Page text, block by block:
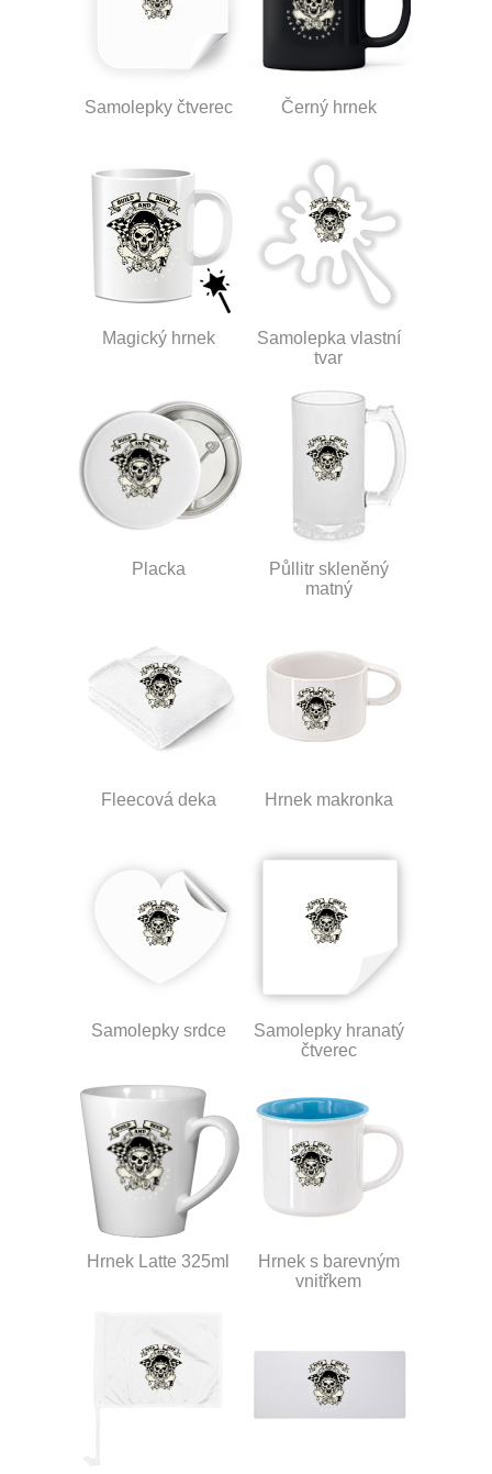
Samolepky čtverec Černý hrnek
Magický hrnek
Samolepka vlastní
tvar
Placka
Půllitr skleněný
matný
Fleecová deka Hrnek makronka
Samolepky srdce
Samolepky hranatý
čtverec
Hrnek Latte 325ml
Hrnek s barevným
vnitřkem